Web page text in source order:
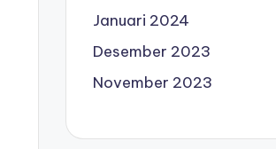
Januari 2024
Desember 2023
November 2023